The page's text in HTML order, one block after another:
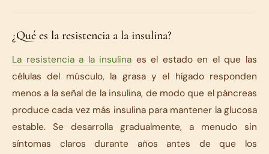
¿Qué es la resistencia a la insulina?
La resistencia a la insulina es el estado en el que las
células del músculo, la grasa y el hígado responden
menos a la señal de la insulina, de modo que el páncreas
produce cada vez más insulina para mantener la glucosa
estable. Se desarrolla gradualmente, a menudo sin
síntomas claros durante años antes de que los